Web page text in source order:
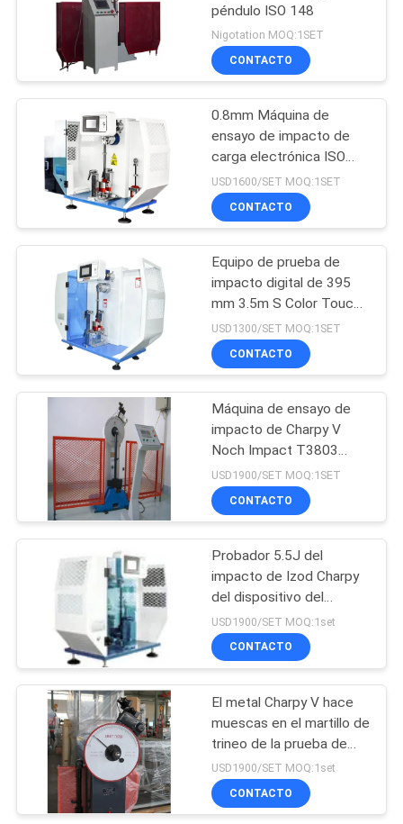
UNA
CITA
MAPA
DEL
SITIO
POLÍTICA
PRIVACIDAD
Estufa del
laboratorio
Horno de mufla del
laboratorio
204
Cámara climática
de la prueba
60
máquina de prueba
extensible universal
péndulo ISO 148
Nigotation MOQ:1SET
CONTACTO
0.8mm Máquina de
ensayo de impacto de
carga electrónica ISO
179 2000 máquina de
ensayo de impacto de
péndulo
USD1600/SET MOQ:1SET
CONTACTO
Equipo de prueba de
impacto digital de 395
mm 3.5m S Color Touch
Screen Máquina de
prueba de resistencia a
la fractura ASTM
USD1300/SET MOQ:1SET
CONTACTO
Máquina de ensayo de
impacto de Charpy V
Noch Impact T3803
2002 Máquina de ensayo
de impacto de péndulo
USD1900/SET MOQ:1SET
CONTACTO
Probador 5.5J del
impacto de Izod Charpy
del dispositivo del
instrumento electrónico
USD1900/SET MOQ:1set
CONTACTO
El metal Charpy V hace
muescas en el martillo de
trineo de la prueba de
impacto de Izod de la
máquina 800j
USD1900/SET MOQ:1set
CONTACTO